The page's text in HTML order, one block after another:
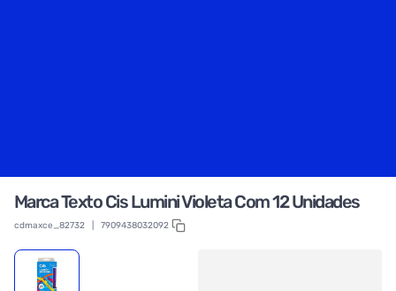
Marca Texto Cis Lumini Violeta Com 12 Unidades
cdmaxce_82732 7909438032092